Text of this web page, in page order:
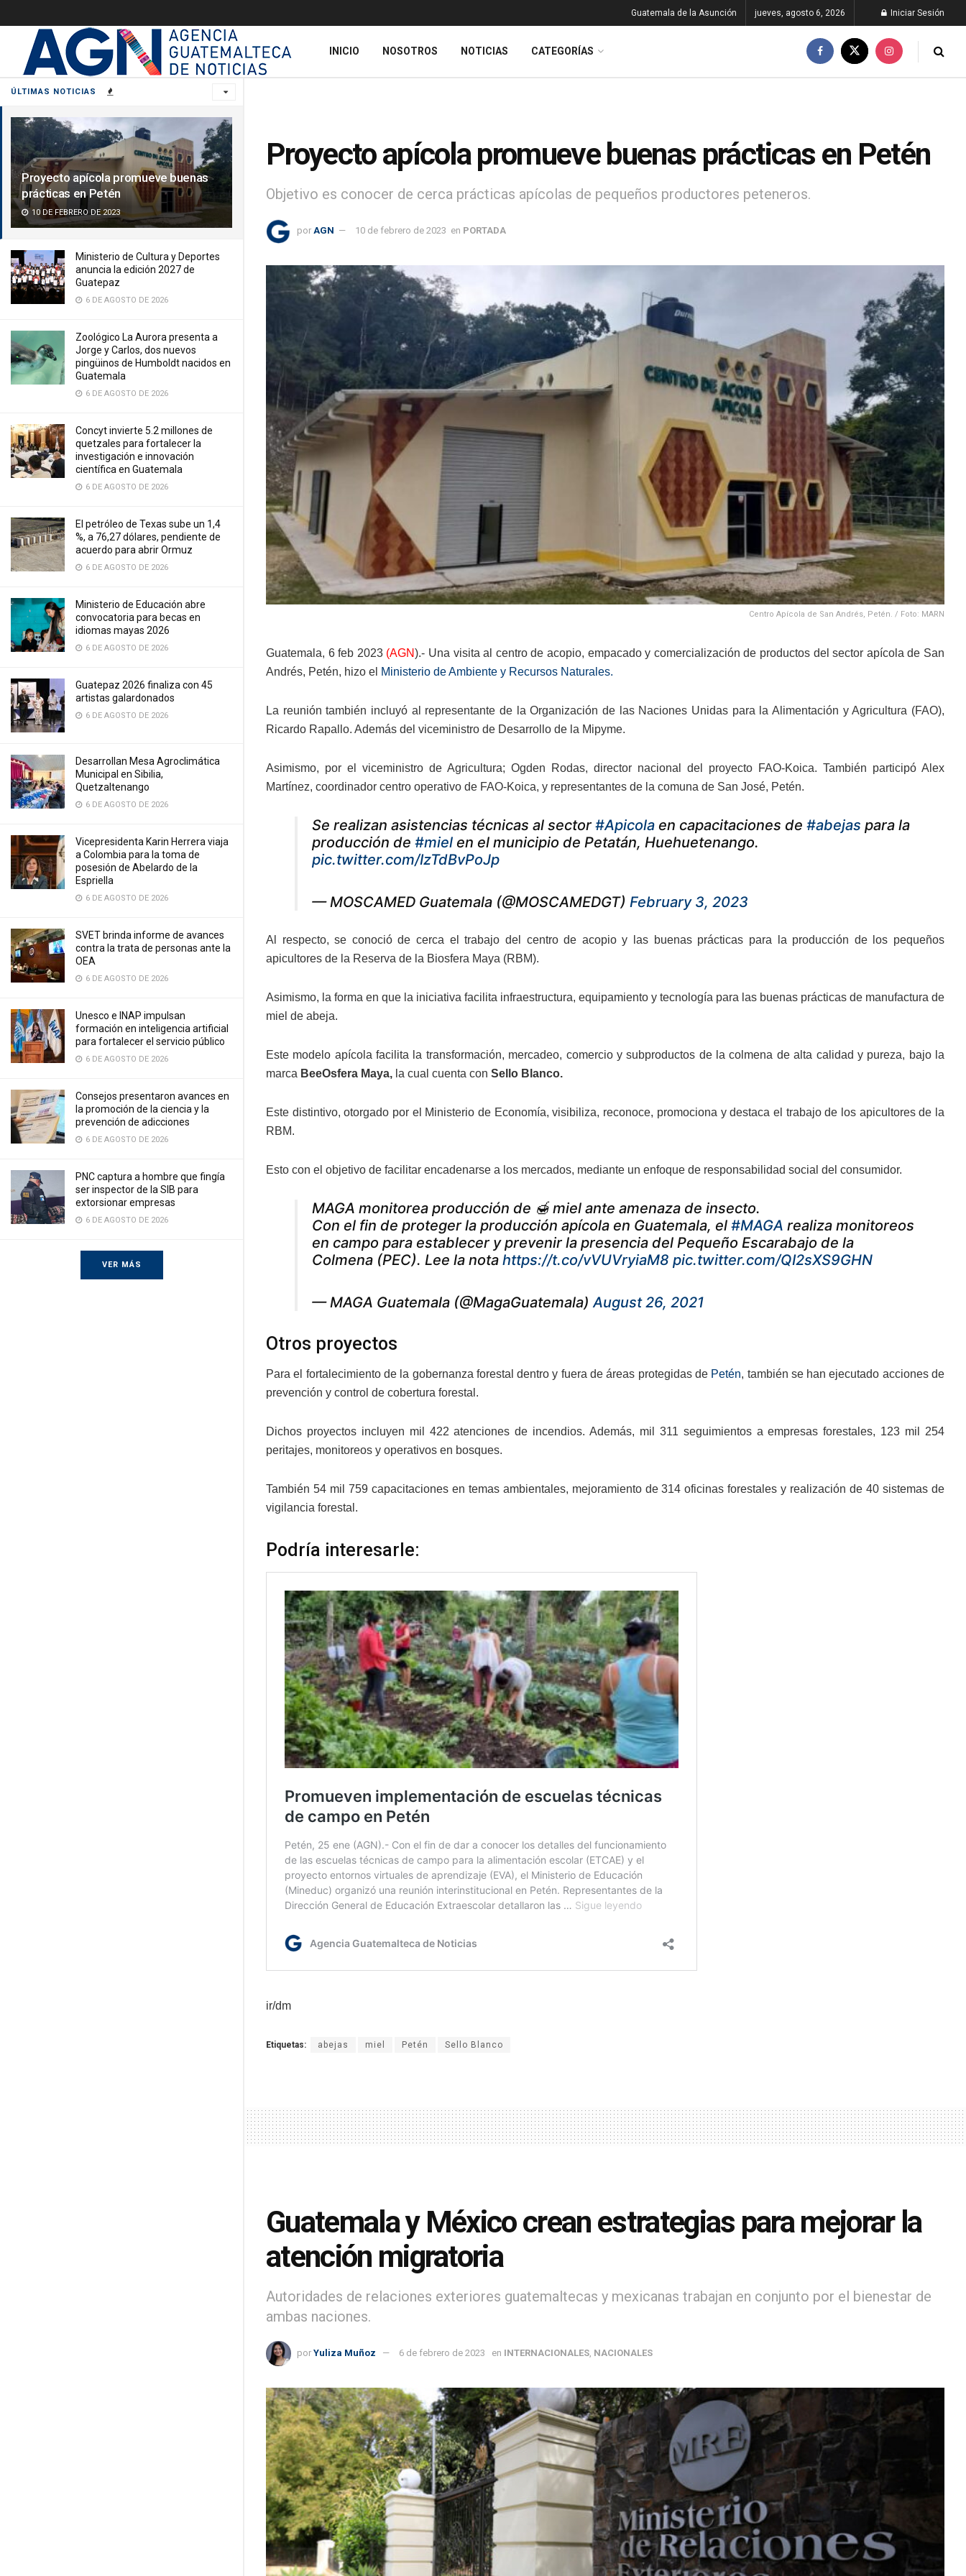
ÚLTIMAS NOTICIAS
Proyecto apícola promueve buenas
prácticas en Petén
10 DE FEBRERO DE 2023
Ministerio de Cultura y Deportes
anuncia la edición 2027 de
Guatepaz
6 DE AGOSTO DE 2026
Zoológico La Aurora presenta a
Jorge y Carlos, dos nuevos
pingüinos de Humboldt nacidos en
Guatemala
6 DE AGOSTO DE 2026
Concyt invierte 5.2 millones de
quetzales para fortalecer la
investigación e innovación
científica en Guatemala
6 DE AGOSTO DE 2026
El petróleo de Texas sube un 1,4
%, a 76,27 dólares, pendiente de
acuerdo para abrir Ormuz
6 DE AGOSTO DE 2026
Ministerio de Educación abre
convocatoria para becas en
idiomas mayas 2026
6 DE AGOSTO DE 2026
Guatepaz 2026 finaliza con 45
artistas galardonados
6 DE AGOSTO DE 2026
Desarrollan Mesa Agroclimática
Municipal en Sibilia,
Quetzaltenango
6 DE AGOSTO DE 2026
Vicepresidenta Karin Herrera viaja
a Colombia para la toma de
posesión de Abelardo de la
Espriella
6 DE AGOSTO DE 2026
SVET brinda informe de avances
contra la trata de personas ante la
OEA
6 DE AGOSTO DE 2026
Unesco e INAP impulsan
formación en inteligencia artificial
para fortalecer el servicio público
6 DE AGOSTO DE 2026
Consejos presentaron avances en
la promoción de la ciencia y la
prevención de adicciones
6 DE AGOSTO DE 2026
PNC captura a hombre que fingía
ser inspector de la SIB para
extorsionar empresas
6 DE AGOSTO DE 2026
VER MÁS
Guatemala de la Asunción jueves, agosto 6, 2026 Iniciar Sesión
INICIO NOSOTROS NOTICIAS CATEGORÍAS
Proyecto apícola promueve buenas prácticas en Petén
Objetivo es conocer de cerca prácticas apícolas de pequeños productores peteneros.
por AGN 10 de febrero de 2023 en PORTADA
Centro Apícola de San Andrés, Petén. / Foto: MARN
Guatemala, 6 feb 2023 (AGN).- Una visita al centro de acopio, empacado y comercialización de productos del sector apícola de San
Andrés, Petén, hizo el Ministerio de Ambiente y Recursos Naturales.
La reunión también incluyó al representante de la Organización de las Naciones Unidas para la Alimentación y Agricultura (FAO),
Ricardo Rapallo. Además del viceministro de Desarrollo de la Mipyme.
Asimismo, por el viceministro de Agricultura; Ogden Rodas, director nacional del proyecto FAO-Koica. También participó Alex
Martínez, coordinador centro operativo de FAO-Koica, y representantes de la comuna de San José, Petén.
Se realizan asistencias técnicas al sector#Apicola en capacitaciones de #abejas para la
producción de #miel en el municipio de Petatán, Huehuetenango.
pic.twitter.com/IzTdBvPoJp
— MOSCAMED Guatemala (@MOSCAMEDGT) February 3, 2023
Al respecto, se conoció de cerca el trabajo del centro de acopio y las buenas prácticas para la producción de los pequeños
apicultores de la Reserva de la Biosfera Maya (RBM).
Asimismo, la forma en que la iniciativa facilita infraestructura, equipamiento y tecnología para las buenas prácticas de manufactura de
miel de abeja.
Este modelo apícola facilita la transformación, mercadeo, comercio y subproductos de la colmena de alta calidad y pureza, bajo la
marca BeeOsfera Maya, la cual cuenta con Sello Blanco.
Este distintivo, otorgado por el Ministerio de Economía, visibiliza, reconoce, promociona y destaca el trabajo de los apicultores de la
RBM.
Esto con el objetivo de facilitar encadenarse a los mercados, mediante un enfoque de responsabilidad social del consumidor.
MAGA monitorea producción de 🍯 miel ante amenaza de insecto.
Con el fin de proteger la producción apícola en Guatemala, el #MAGA realiza monitoreos
en campo para establecer y prevenir la presencia del Pequeño Escarabajo de la
Colmena (PEC). Lee la nota https://t.co/vVUVryiaM8 pic.twitter.com/QI2sXS9GHN
— MAGA Guatemala (@MagaGuatemala) August 26, 2021
Otros proyectos
Para el fortalecimiento de la gobernanza forestal dentro y fuera de áreas protegidas de Petén, también se han ejecutado acciones de
prevención y control de cobertura forestal.
Dichos proyectos incluyen mil 422 atenciones de incendios. Además, mil 311 seguimientos a empresas forestales, 123 mil 254
peritajes, monitoreos y operativos en bosques.
También 54 mil 759 capacitaciones en temas ambientales, mejoramiento de 314 oficinas forestales y realización de 40 sistemas de
vigilancia forestal.
Podría interesarle:
ir/dm
Etiquetas: abejas miel Petén Sello Blanco
Guatemala y México crean estrategias para mejorar la
atención migratoria
Autoridades de relaciones exteriores guatemaltecas y mexicanas trabajan en conjunto por el bienestar de
ambas naciones.
por Yuliza Muñoz 6 de febrero de 2023 en INTERNACIONALES NACIONALES